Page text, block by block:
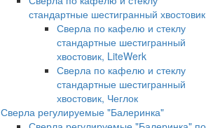
стандартные шестигранный хвостовик
Сверла по кафелю и стеклу
стандартные шестигранный
хвостовик, LiteWerk
Сверла по кафелю и стеклу
стандартные шестигранный
хвостовик, Чеглок
Сверла регулируемые "Балеринка"